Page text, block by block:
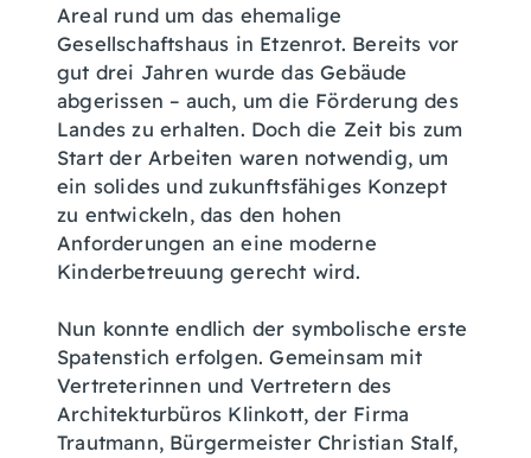
Areal rund um das ehemalige
Gesellschaftshaus in Etzenrot. Bereits vor
gut drei Jahren wurde das Gebäude
abgerissen – auch, um die Förderung des
Landes zu erhalten. Doch die Zeit bis zum
Start der Arbeiten waren notwendig, um
ein solides und zukunftsfähiges Konzept
zu entwickeln, das den hohen
Anforderungen an eine moderne
Kinderbetreuung gerecht wird.
Nun konnte endlich der symbolische erste
Spatenstich erfolgen. Gemeinsam mit
Vertreterinnen und Vertretern des
Architekturbüros Klinkott, der Firma
Trautmann, Bürgermeister Christian Stalf,